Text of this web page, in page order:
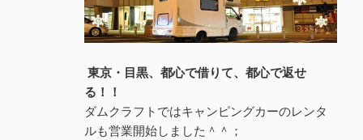
東京・目黒、都心で借りて、都心で返せ
る！！
ダムクラフトではキャンピングカーのレンタ
ルも営業開始しました＾＾；